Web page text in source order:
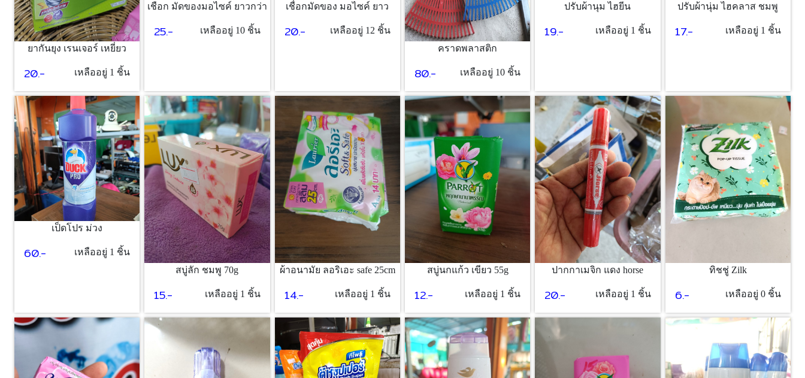
ยากันยุง เรนเจอร์ เหยี่ยว
20.- เหลืออยู่ 1 ชิ้น
เชือก มัดของมอไซค์ ยาวกว่า
25.- เหลืออยู่ 10 ชิ้น
เชื่อกมัดของ มอไซค์ ยาว
20.-
เหลืออยู่ 12 ชิ้น
คราดพลาสติก
80.- เหลืออยู่ 10 ชิ้น
ปรับผ้านุม ไฮยีน
19.- เหลืออยู่ 1 ชิ้น
ปรับผ้านุ่ม ไฮคลาส ชมพู
17.- เหลืออยู่ 1 ชิ้น
เป็ดโปร ม่วง
60.-
เหลืออยู่ 1 ชิ้น
สบู่ลัก ชมพู 70g
15.- เหลืออยู่ 1 ชิ้น
ผ้าอนามัย ลอริเอะ safe 25cm
14.- เหลืออยู่ 1 ชิ้น
สบู่นกแก้ว เขียว 55g
12.- เหลืออยู่ 1 ชิ้น
ปากกาเมจิก แดง horse
20.- เหลืออยู่ 1 ชิ้น
ทิชชู่ Zilk
6.- เหลืออยู่ 0 ชิ้น